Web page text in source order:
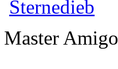
Sternedieb
Master Amigo